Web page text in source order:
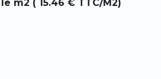
m2 ( 15.46 € TTC/M2)